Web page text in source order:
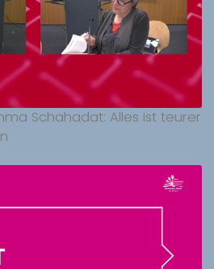
Schahadat: Alles ist teurer